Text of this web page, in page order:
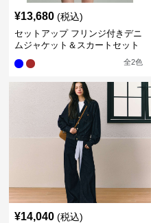
¥13,680 (税込)
セットアップ フリンジ付きデニ
ムジャケット＆スカートセット
全2色
¥14,040 (税込)